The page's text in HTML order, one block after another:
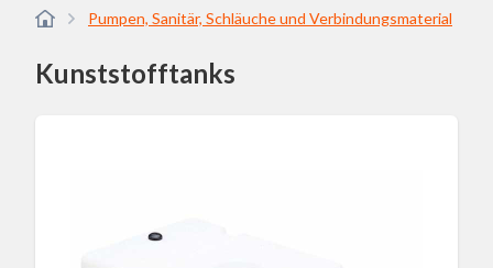
Pumpen, Sanitär, Schläuche und Verbindungsmaterial
Kunststofftanks